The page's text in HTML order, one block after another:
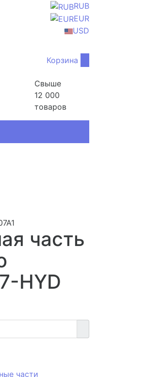
RUB
EUR
USD
Корзина
Свыше
12 000
товаров
часть
HYD
части